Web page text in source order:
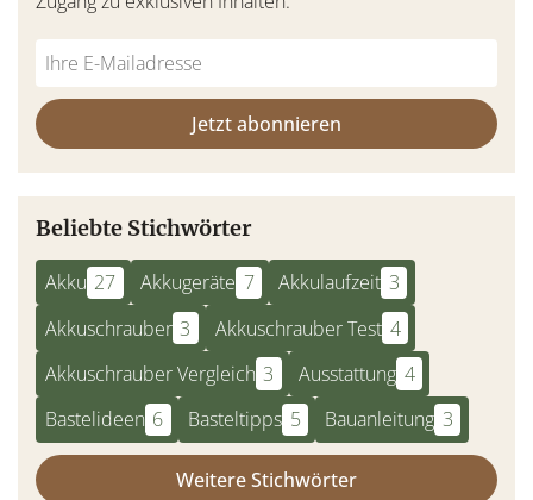
Jetzt abonnieren
Beliebte Stichwörter
Akku 27 Akkugeräte 7 Akkulaufzeit 3
Akkuschrauber 3 Akkuschrauber Test 4
Akkuschrauber Vergleich 3 Ausstattung 4
Bastelideen 6 Basteltipps 5 Bauanleitung 3
Weitere Stichwörter